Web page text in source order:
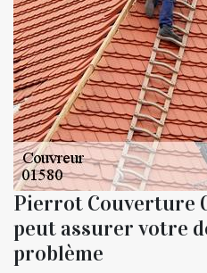
Pierrot Couverture
peut assurer votre
problème